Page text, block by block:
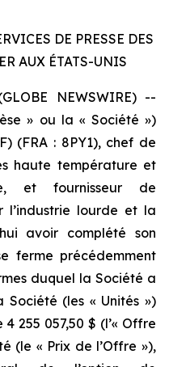
DE PRESSE DES
AUX ÉTATS-UNIS
NEWSWIRE) --
» ou la « Société »)
(FRA : 8PY1), chef de
haute température et
et fournisseur de
l’industrie lourde et la
avoir complété son
ferme précédemment
duquel la Société a
Société (les « Unités »)
255 057,50 $ (l’« Offre
(le « Prix de l’Offre »),